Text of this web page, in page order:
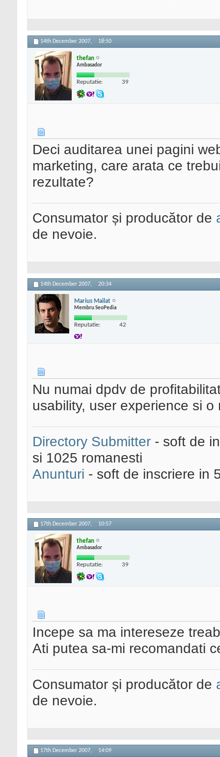
14th December 2007, 18:50
thefan
Ambasador
Reputatie: 39
Deci auditarea unei pagini
marketing, care arata ce
rezultate?
Consumator și producător de
de nevoie.
14th December 2007, 20:34
Marius Mailat
Membru SeoPedia
Reputatie: 42
Nu numai dpdv de
usability, user experience si
Directory Submitter - soft de
si 1025 romanesti
Anunturi - soft de inscriere in
17th December 2007, 10:57
thefan
Ambasador
Reputatie: 39
Incepe sa ma intereseze
Ati putea sa-mi recomandati
Consumator și producător de
de nevoie.
17th December 2007, 14:09